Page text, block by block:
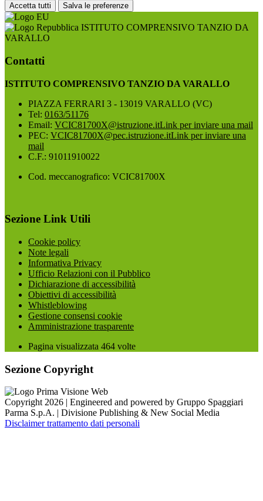
Accetta tutti Salva le preferenze
ISTITUTO COMPRENSIVO TANZIO DA
VARALLO
Contatti
ISTITUTO COMPRENSIVO TANZIO DA VARALLO
PIAZZA FERRARI 3 - 13019 VARALLO (VC)
Tel: 0163/51176
Email: VCIC81700X@istruzione.itLink per inviare una mail
PEC: VCIC81700X@pec.istruzione.itLink per inviare una
mail
C.F.: 91011910022
Cod. meccanografico: VCIC81700X
Sezione Link Utili
Cookie policy
Note legali
Informativa Privacy
Ufficio Relazioni con il Pubblico
Dichiarazione di accessibilità
Obiettivi di accessibilità
Whistleblowing
Gestione consensi cookie
Amministrazione trasparente
Pagina visualizzata 464 volte
Sezione Copyright
Copyright 2026 | Engineered and powered by Gruppo Spaggiari
Parma S.p.A. | Divisione Publishing & New Social Media
Disclaimer trattamento dati personali